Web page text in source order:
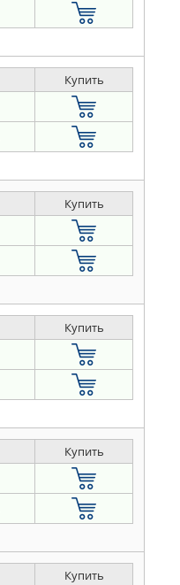
Купить
Купить
Купить
Купить
Купить